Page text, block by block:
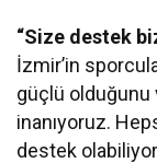
“Size destek
İzmir’in
güçlü olduğunu
inanıyoruz.
destek